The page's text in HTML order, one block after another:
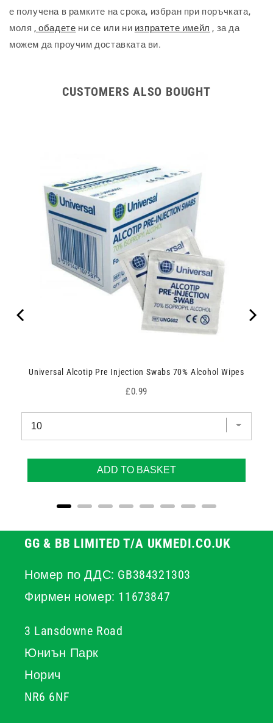
е получена в рамките на срока, избран при поръчката,
моля , обадете ни се или ни изпратете имейл , за да
можем да проучим доставката ви.
CUSTOMERS ALSO BOUGHT
Universal Alcotip Pre Injection Swabs 70% Alcohol Wipes
Price
£0.99
ADD TO BASKET
GG & BB LIMITED T/A UKMEDI.CO.UK
Номер по ДДС: GB384321303
Фирмен номер: 11673847
3 Lansdowne Road
Юниън Парк
Норич
NR6 6NF